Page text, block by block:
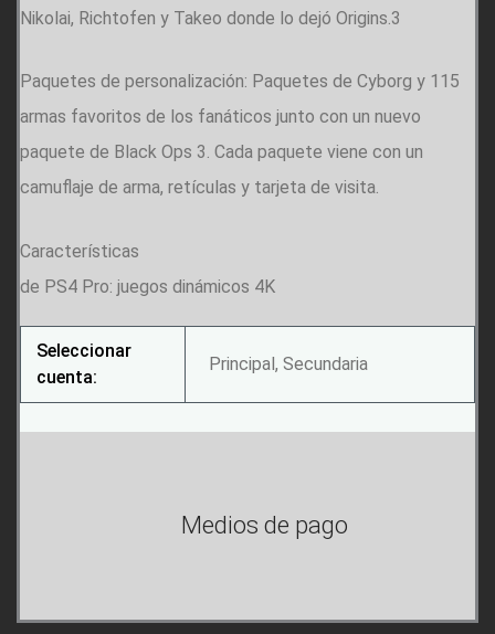
Nikolai, Richtofen y Takeo donde lo dejó Origins.3
Paquetes de personalización: Paquetes de Cyborg y 115
armas favoritos de los fanáticos junto con un nuevo
paquete de Black Ops 3. Cada paquete viene con un
camuflaje de arma, retículas y tarjeta de visita.
Características
de PS4 Pro: juegos dinámicos 4K
Seleccionar
cuenta:
Principal, Secundaria
Medios de pago